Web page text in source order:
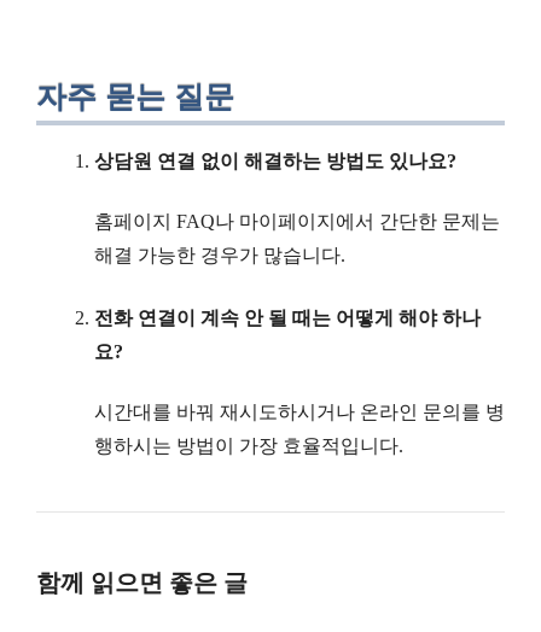
자주 묻는 질문
상담원 연결 없이 해결하는 방법도 있나요?
홈페이지 FAQ나 마이페이지에서 간단한 문제는
해결 가능한 경우가 많습니다.
전화 연결이 계속 안 될 때는 어떻게 해야 하나
요?
시간대를 바꿔 재시도하시거나 온라인 문의를 병
행하시는 방법이 가장 효율적입니다.
함께 읽으면 좋은 글